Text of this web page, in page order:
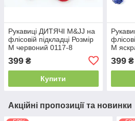
Рукавиці ДИТЯЧІ M&JJ на
флісовій підкладці Розмір
M червоний 0117-8
399 ₴
Купити
M
399₴
Акційні пропозиції та новинки